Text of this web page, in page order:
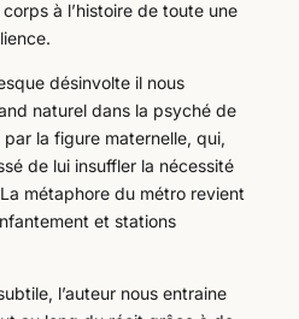
à l’histoire de toute une
désinvolte il nous
naturel dans la psyché de
la figure maternelle, qui,
de lui insuffler la nécessité
métaphore du métro revient
et stations
l’auteur nous entraine